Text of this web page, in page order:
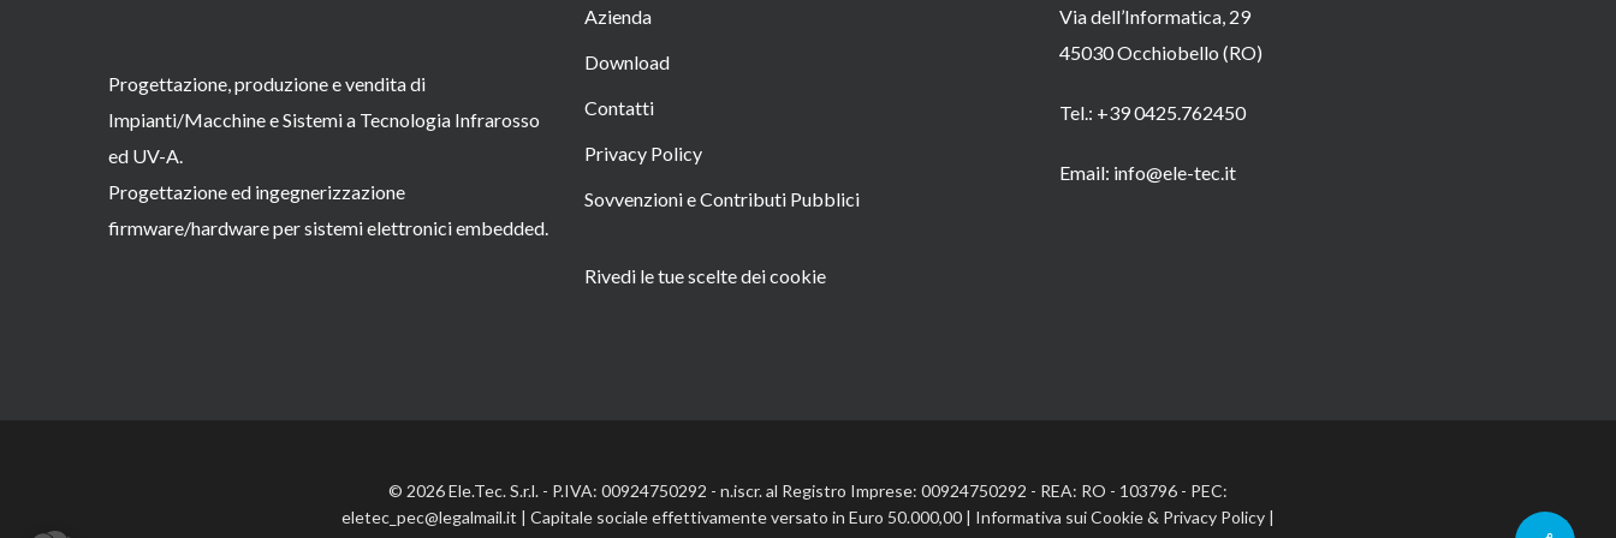
Progettazione, produzione e vendita di
Impianti/Macchine e Sistemi a Tecnologia Infrarosso
ed UV-A.
Progettazione ed ingegnerizzazione
firmware/hardware per sistemi elettronici embedded.
Azienda
Download
Contatti
Privacy Policy
Sovvenzioni e Contributi Pubblici
Rivedi le tue scelte dei cookie
Via dell’Informatica, 29
45030 Occhiobello (RO)
Tel.: +39 0425.762450
Email: info@ele-tec.it
© 2026 Ele.Tec. S.r.l. - P.IVA: 00924750292 - n.iscr. al Registro Imprese: 00924750292 - REA: RO - 103796 - PEC:
eletec_pec@legalmail.it | Capitale sociale effettivamente versato in Euro 50.000,00 | Informativa sui Cookie& Privacy Policy|